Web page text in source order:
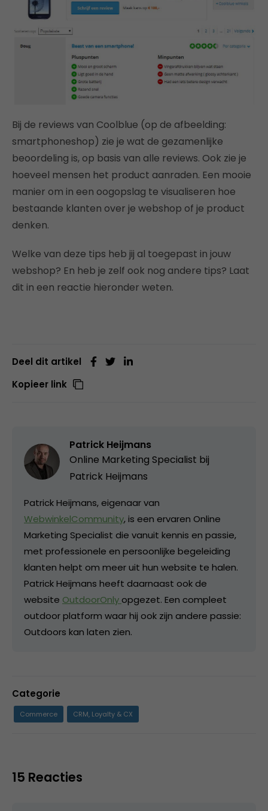
Bij de reviews van Coolblue (op de afbeelding:
smartphoneshop) zie je wat de gezamenlijke
beoordeling is, op basis van alle reviews. Ook zie je
hoeveel mensen het product aanraden. Een mooie
manier om in een oogopslag te visualiseren hoe
bestaande klanten over je webshop of je product
denken.
Welke van deze tips heb jij al toegepast in jouw
webshop? En heb je zelf ook nog andere tips? Laat
dit in een reactie hieronder weten.
Deel dit artikel
Kopieer link
Patrick Heijmans
Online Marketing Specialist bij
Patrick Heijmans
Patrick Heijmans, eigenaar van
WebwinkelCommunity, is een ervaren Online
Marketing Specialist die vanuit kennis en passie,
met professionele en persoonlijke begeleiding
klanten helpt om meer uit hun website te halen.
Patrick Heijmans heeft daarnaast ook de
website OutdoorOnly opgezet. Een compleet
outdoor platform waar hij ook zijn andere passie:
Outdoors kan laten zien.
Categorie
Commerce CRM, Loyalty & CX
15 Reacties